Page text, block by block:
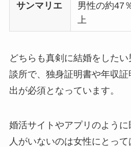
サンマリエ
男性の約47
上
どちらも真剣に結婚をした
談所で、独身証明書や年収
出が必須となっています。
婚活サイトやアプリのよう
人がいないのは女性にとっ